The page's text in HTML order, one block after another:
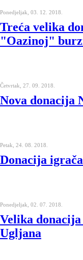
Ponedjeljak, 03. 12. 2018.
Treća velika
"Oazinoj"
Četvrtak, 27. 09. 2018.
Nova donacija
Petak, 24. 08. 2018.
Donacija
Ponedjeljak, 02. 07. 2018.
Velika
Ugljana